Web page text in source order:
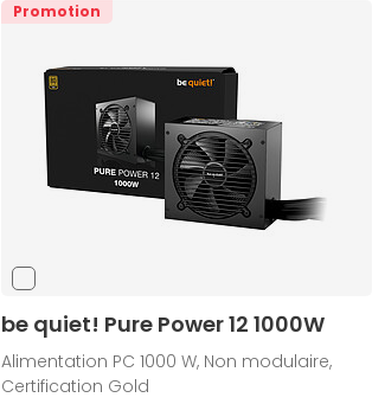
Promotion
be quiet! Pure Power 12 1000W
Alimentation PC 1000 W, Non modulaire,
Certification Gold